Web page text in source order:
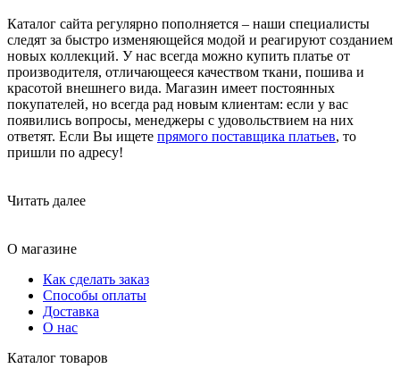
Каталог сайта регулярно пополняется – наши специалисты
следят за быстро изменяющейся модой и реагируют созданием
новых коллекций. У нас всегда можно купить платье от
производителя, отличающееся качеством ткани, пошива и
красотой внешнего вида. Магазин имеет постоянных
покупателей, но всегда рад новым клиентам: если у вас
появились вопросы, менеджеры с удовольствием на них
ответят. Если Вы ищете прямого поставщика платьев, то
пришли по адресу!
Читать далее
О магазине
Как сделать заказ
Способы оплаты
Доставка
О нас
Каталог товаров